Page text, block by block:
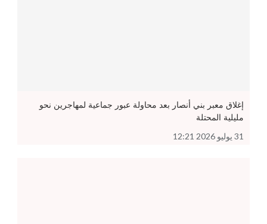
إغلاق معبر بني أنصار بعد محاولة عبور جماعية لمهاجرين نحو
مليلية المحتلة
31 يوليو 2026 12:21